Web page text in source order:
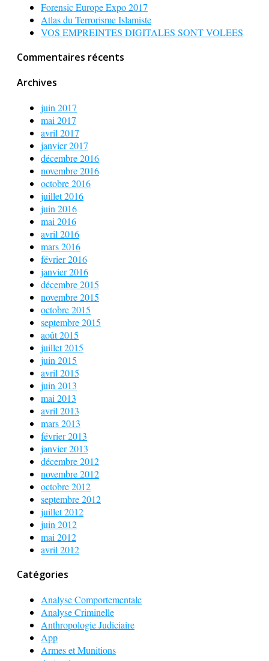
Forensic Europe Expo 2017
Atlas du Terrorisme Islamiste
VOS EMPREINTES DIGITALES SONT VOLEES
Commentaires récents
Archives
juin 2017
mai 2017
avril 2017
janvier 2017
décembre 2016
novembre 2016
octobre 2016
juillet 2016
juin 2016
mai 2016
avril 2016
mars 2016
février 2016
janvier 2016
décembre 2015
novembre 2015
octobre 2015
septembre 2015
août 2015
juillet 2015
juin 2015
avril 2015
juin 2013
mai 2013
avril 2013
mars 2013
février 2013
janvier 2013
décembre 2012
novembre 2012
octobre 2012
septembre 2012
juillet 2012
juin 2012
mai 2012
avril 2012
Catégories
Analyse Comportementale
Analyse Criminelle
Anthropologie Judiciaire
App
Armes et Munitions